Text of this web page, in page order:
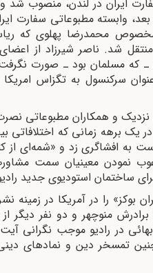
مخصوص محمدرضا پهلوی که
شد. ناصر شیرزاد از
و همکاران مطبوعاتى
یک برهه زمانى که اختلافاتى
به افشاگرى زد و «شمه‌اى از
نمودن معینیان سمت مشاورت
ساختمان استودیوى جدید
شیرزاد، در سال 1358 «ایران بوکز» را در
برادرش منوچهر و دو نفر دیگر
در رادیو موجب نگرانی
تمسخر دین و نمادهای